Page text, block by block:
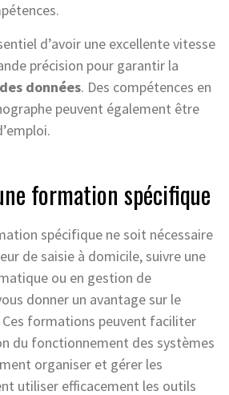
d’avoir une excellente vitesse
précision pour garantir la
données. Des compétences en
peuvent également être
formation spécifique
spécifique ne soit nécessaire
de saisie à domicile, suivre une
ou en gestion de
donner un avantage sur le
Ces formations peuvent faciliter
du fonctionnement des systèmes
organiser et gérer les
utiliser efficacement les outils